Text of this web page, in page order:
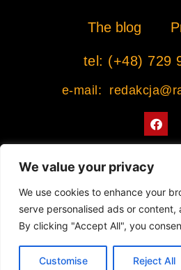
We value your privacy
We use cookies to enhance your
serve personalised ads or content,
By clicking "Accept All", you
Customise Reject All
The blog
tel: (+48) 729
e-mail:
F
a
c
o
k
Współpracujemy z Muzeum
© 2022 All rights
Projekt strony internetowej: